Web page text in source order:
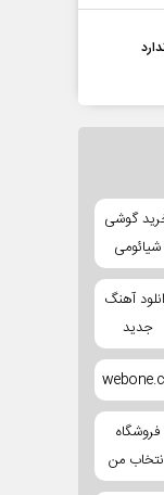
گوشی
شیائومی
آهنگ
جدید
فروشگاه
من